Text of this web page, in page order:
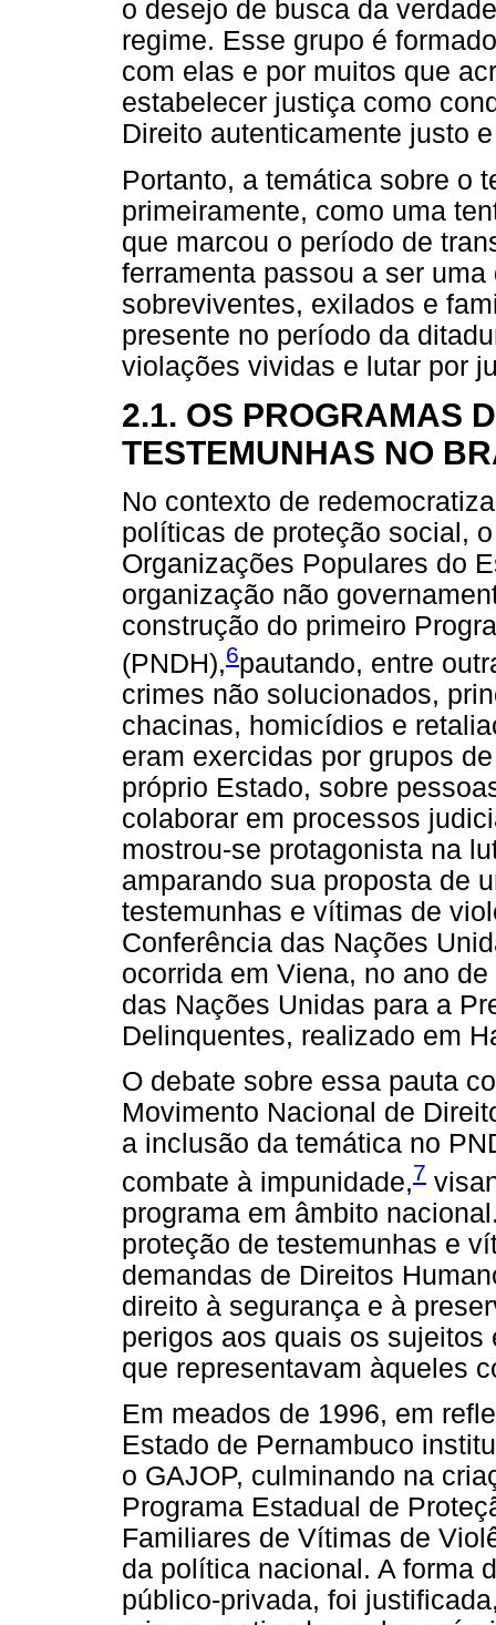
o desejo de busca da
regime. Esse grupo é
com elas e por muitos que
estabelecer justiça como
Direito autenticamente justo
Portanto, a temática sobre o
primeiramente, como uma
que marcou o período de
ferramenta passou a ser
sobreviventes, exilados e
presente no período da
violações vividas e lutar por
2.1. OS PROGRAMAS
TESTEMUNHAS NO
No contexto de
políticas de proteção social,
Organizações Populares do
organização não
construção do primeiro
(PNDH),6pautando, entre
crimes não solucionados,
chacinas, homicídios e
eram exercidas por grupos
próprio Estado, sobre
colaborar em processos
mostrou-se protagonista na
amparando sua proposta de
testemunhas e vítimas de
Conferência das Nações
ocorrida em Viena, no ano
das Nações Unidas para a
Delinquentes, realizado em
O debate sobre essa pauta
Movimento Nacional de
a inclusão da temática no
combate à impunidade,7
programa em âmbito
proteção de testemunhas e
demandas de Direitos
direito à segurança e à
perigos aos quais os
que representavam àqueles
Em meados de 1996, em
Estado de Pernambuco
o GAJOP, culminando na
Programa Estadual de
Familiares de Vítimas de
da política nacional. A forma
público-privada, foi